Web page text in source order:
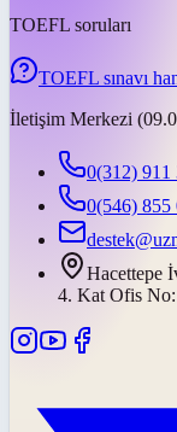
TOEFL soruları
TOEFL sınavı
İletişim Merkezi
0(312) 911
0(546) 855
Hacettepe
4. Kat Ofis